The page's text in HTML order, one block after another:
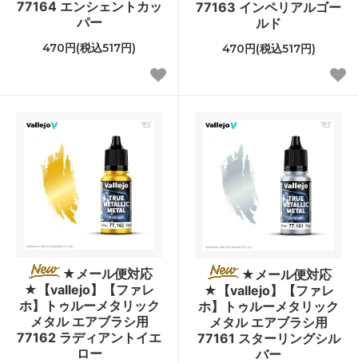
77164 エンシェントカッ
パー
470円(税込517円)
77163 インペリアルゴー
ルド
470円(税込517円)
★メール便対応
★【vallejo】【ファレ
ホ】トゥルーメタリック
メタル エアブラシ用
77162 ラディアントイエ
ロー
★メール便対応
★【vallejo】【ファレ
ホ】トゥルーメタリック
メタル エアブラシ用
77161 スターリングシル
バー